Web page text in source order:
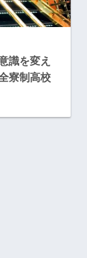
識を変え
寮制高校